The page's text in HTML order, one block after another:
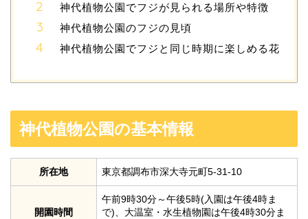
神代植物公園でフジが見られる場所や特徴
神代植物公園のフジの見頃
神代植物公園でフジと同じ時期に楽しめる花
神代植物公園の基本情報
所在地 東京都調布市深大寺元町5-31-10
開園時間
午前9時30分～午後5時(入園は午後4時ま
で)、大温室・水生植物園は午後4時30分ま